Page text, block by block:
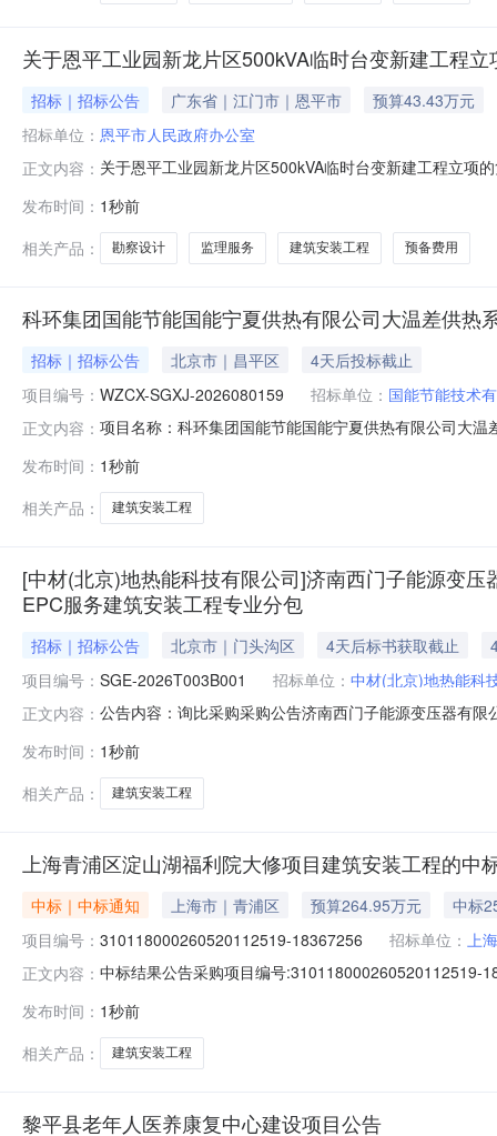
关于恩平工业园新龙片区500kVA临时台变新建工程立
招标｜招标公告 广东省｜江门市｜恩平市
预算43.43万元
招标单位： 恩平市人民政府办公室
正文内容： 关于恩平工业园新龙片区500kVA临时台变新建工程立项
工程的复函》（恩府办函〔2026〕397号）的精神，经
设，满足园区
发布时间： 1秒前
相关产品：
勘察设计 监理服务 建筑安装工程 预备费用
科环集团国能节能国能宁夏供热有限公司大温差供
招标｜招标公告 北京市｜昌平区
4天后投标截止
项目编号： WZCX-SGXJ-2026080159 招标单位： 国能节能技术
正文内容： 项目名称：科环集团国能节能国能宁夏供热有限公司大
证-建筑施工。报价人业绩要求:报价人须满足以下所有
内容应清晰、完整
发布时间： 1秒前
相关产品：
建筑安装工程
[中材(北京)地热能科技有限公司]济南西门子能源变
EPC服务建筑安装工程专业分包
招标｜招标公告 北京市｜门头沟区 4天后标书获取截止
项目编号： SGE-2026T003B001 招标单位： 中材(北京)地热能科
正文内容： 公告内容：询比采购采购公告济南西门子能源变压器有
购4、采购需求：标段编号标段名称标段内容SGE-
发布时间： 1秒前
相关产品：
建筑安装工程
上海青浦区淀山湖福利院大修项目建筑安装工程的中
中标｜中标通知 上海市｜青浦区 预算264.95万元
中标
项目编号： 310118000260520112519-18367256 招标单位： 上
正文内容： 中标结果公告采购项目编号:310118000260520112519-
310118000260520112519-18367256二、项目名称：
发布时间： 1秒前
相关产品：
建筑安装工程
黎平县老年人医养康复中心建设项目公告